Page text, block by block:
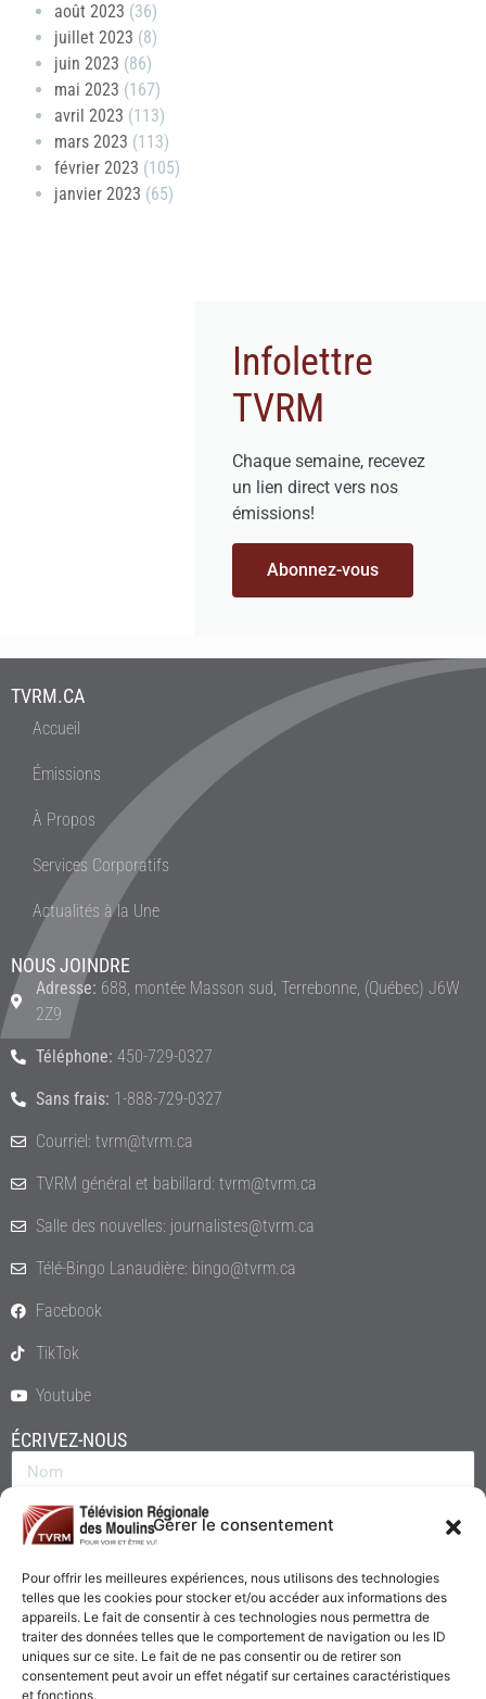
Gérer le consentement
Pour offrir les meilleures expériences, nous utilisons des technologies
telles que les cookies pour stocker et/ou accéder aux informations des
appareils. Le fait de consentir à ces technologies nous permettra de
traiter des données telles que le comportement de navigation ou les ID
uniques sur ce site. Le fait de ne pas consentir ou de retirer son
consentement peut avoir un effet négatif sur certaines caractéristiques
et fonctions.
août 2023 (36)
juillet 2023 (8)
juin 2023 (86)
mai 2023 (167)
avril 2023 (113)
mars 2023 (113)
février 2023 (105)
janvier 2023 (65)
Infolettre
TVRM
Chaque semaine, recevez
un lien direct vers nos
émissions!
Abonnez-vous
TVRM.CA
Accueil
Émissions
À Propos
Services Corporatifs
Actualités à la Une
NOUS JOINDRE
Adresse: 688, montée Masson sud, Terrebonne, (Québec) J6W
2Z9
Téléphone: 450-729-0327
Sans frais: 1-888-729-0327
Courriel: tvrm@tvrm.ca
TVRM général et babillard: tvrm@tvrm.ca
Salle des nouvelles: journalistes@tvrm.ca
Télé-Bingo Lanaudière: bingo@tvrm.ca
Facebook
TikTok
Youtube
ÉCRIVEZ-NOUS